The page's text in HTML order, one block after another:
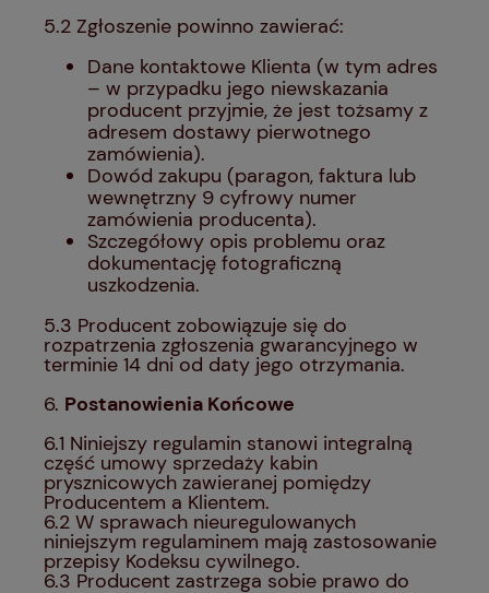
5.2 Zgłoszenie powinno zawierać:
Dane kontaktowe Klienta (w tym adres
– w przypadku jego niewskazania
producent przyjmie, że jest tożsamy z
adresem dostawy pierwotnego
zamówienia).
Dowód zakupu (paragon, faktura lub
wewnętrzny 9 cyfrowy numer
zamówienia producenta).
Szczegółowy opis problemu oraz
dokumentację fotograficzną
uszkodzenia.
5.3 Producent zobowiązuje się do
rozpatrzenia zgłoszenia gwarancyjnego w
terminie 14 dni od daty jego otrzymania.
6. Postanowienia Końcowe
6.1 Niniejszy regulamin stanowi integralną
część umowy sprzedaży kabin
prysznicowych zawieranej pomiędzy
Producentem a Klientem.
6.2 W sprawach nieuregulowanych
niniejszym regulaminem mają zastosowanie
przepisy Kodeksu cywilnego.
6.3 Producent zastrzega sobie prawo do